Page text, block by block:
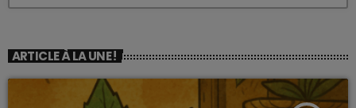
ARTICLE À LA UNE !